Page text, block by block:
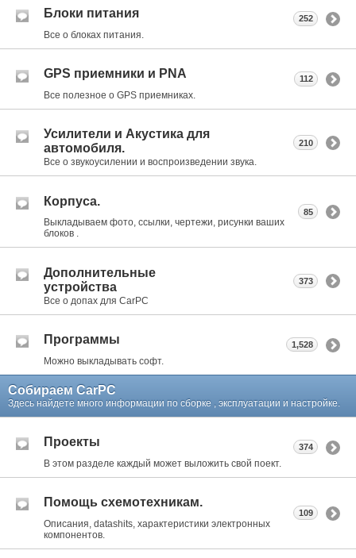
Блоки питания
Все о блоках питания.
252
GPS приемники и PNA
Все полезное о GPS приемниках.
112
Усилители и Акустика для
автомобиля.
Все о звукоусилении и воспроизведении звука.
210
Корпуса.
Выкладываем фото, ссылки, чертежи, рисунки ваших
блоков .
85
Дополнительные
устройства
Все о допах для CarPC
373
Программы
Можно выкладывать софт.
1,528
Собираем CarPC
Здесь найдете много информации по сборке , эксплуатации и настройке.
Проекты
В этом разделе каждый может выложить свой поект.
374
Помощь схемотехникам.
Описания, datashits, характеристики электронных
компонентов.
109